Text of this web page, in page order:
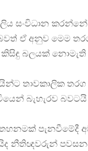
සංවිධාන
ඒ අනුව මෙම
බලයක්
තාවකාලික
බැහැරව
නීතිඥවරුන්